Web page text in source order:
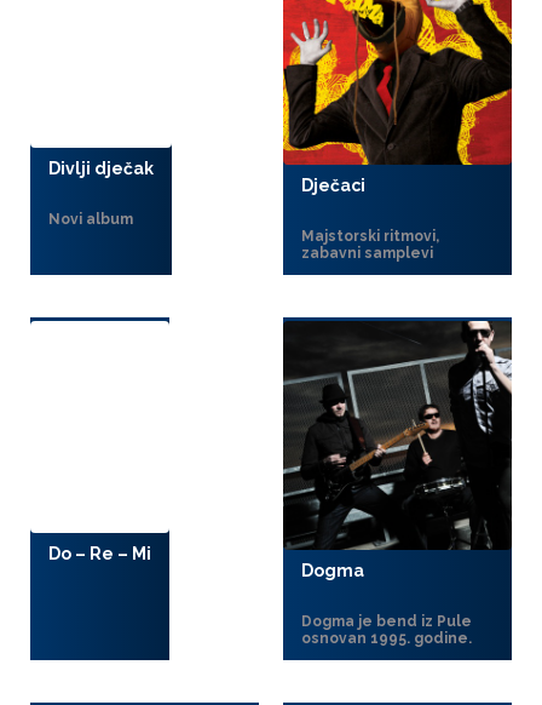
Divlji dječak
Novi album
Dječaci
Majstorski ritmovi,
zabavni samplevi
Do – Re – Mi
Dogma
Dogma je bend iz Pule
osnovan 1995. godine.